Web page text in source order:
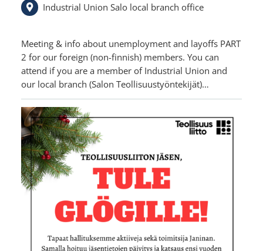
Industrial Union Salo local branch office
Meeting & info about unemployment and layoffs PART
2 for our foreign (non-finnish) members. You can
attend if you are a member of Industrial Union and
our local branch (Salon Teollisuustyöntekijät)…